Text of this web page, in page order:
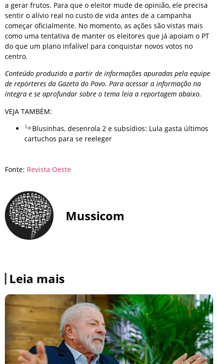
a gerar frutos. Para que o eleitor mude de opinião, ele precisa
sentir o alívio real no custo de vida antes de a campanha
começar oficialmente. No momento, as ações são vistas mais
como uma tentativa de manter os eleitores que já apoiam o PT
do que um plano infalível para conquistar novos votos no
centro.
Conteúdo produzido a partir de informações apuradas pela equipe
de repórteres da Gazeta do Povo. Para acessar a informação na
íntegra e se aprofundar sobre o tema leia a reportagem abaixo.
VEJA TAMBÉM:
Blusinhas, desenrola 2 e subsídios: Lula gasta últimos
cartuchos para se reeleger
Fonte: Revista Oeste
Mussicom
Leia mais